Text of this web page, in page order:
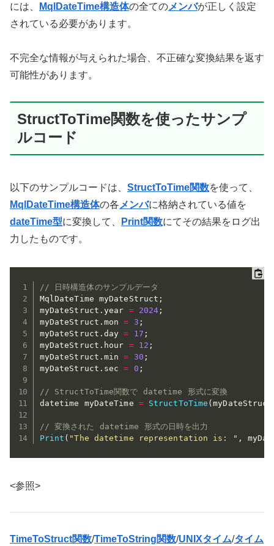
には、
MqlDateTime構造体の全てのメンバが正しく設定
されている必要があります。
不完全な情報が与えられた場合、不正確な変換結果を返す
可能性があります。
StructToTime関数を使ったサンプ
ルコード
以下のサンプルコードは、 StructToTime関数を使って、
MqlDateTime構造体の各 メンバに格納されている値を
dateTime型に変換して、 Print関数にてその結果をログ出
力したものです。
// 日時構造体のサンプルデータ
MqlDateTime myDateStruct ;
myDateStruct .year = 2024 ;
myDateStruct .mon = 3 ;
myDateStruct .day = 17 ;
myDateStruct . hour = 12 ;
myDateStruct .min = 30 ;
myDateStruct . sec = 0 ;
// StructToTime関数で datetime 形式に変換
datetime myDateTime = StructToTime (myDateStruct
// 変換された datetime 形式の日時を出力
Print ( "The datetime representation is: " ,
<参照>
TimeToStruct関数/TimeToString関数/UNIXタイム/タイム